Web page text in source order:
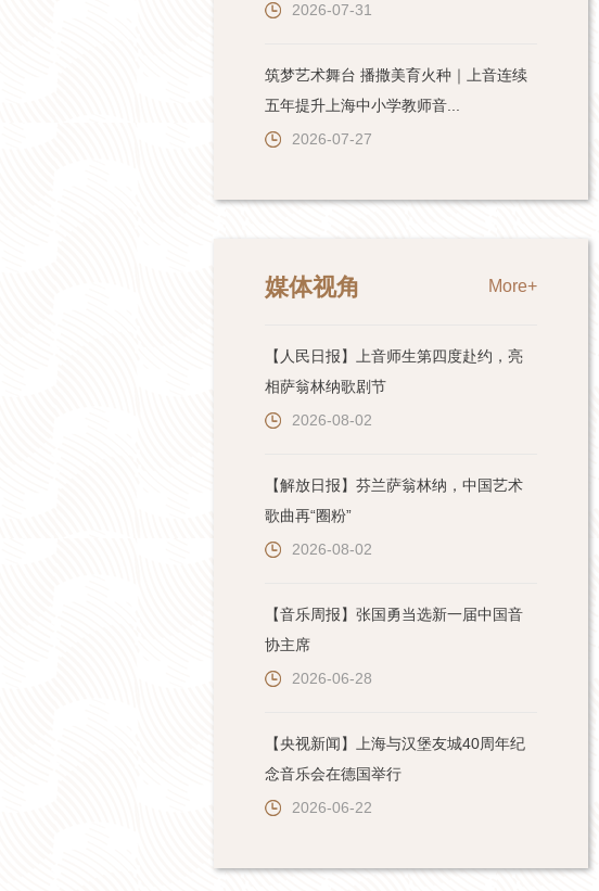
2026-07-31
筑梦艺术舞台 播撒美育火种｜上音连续
五年提升上海中小学教师音...
2026-07-27
媒体视角 More+
【人民日报】上音师生第四度赴约，亮
相萨翁林纳歌剧节
2026-08-02
【解放日报】芬兰萨翁林纳，中国艺术
歌曲再“圈粉”
2026-08-02
【音乐周报】张国勇当选新一届中国音
协主席
2026-06-28
【央视新闻】上海与汉堡友城40周年纪
念音乐会在德国举行
2026-06-22